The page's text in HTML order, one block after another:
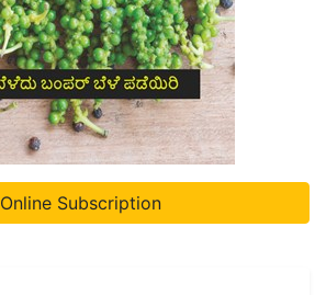
Online Subscription